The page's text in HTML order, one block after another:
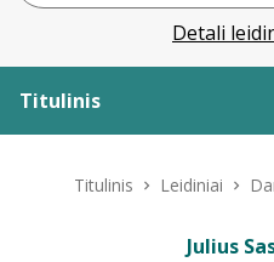
Detali
Titulinis
Titulinis Leidiniai
Julius